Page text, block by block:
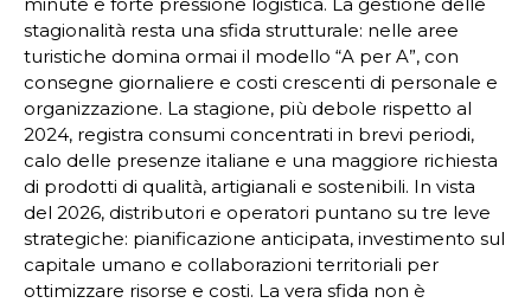
stagionalità resta una sfida strutturale: nelle aree
turistiche domina ormai il modello “A per A”, con
consegne giornaliere e costi crescenti di personale e
organizzazione. La stagione, più debole rispetto al
2024, registra consumi concentrati in brevi periodi,
calo delle presenze italiane e una maggiore richiesta
di prodotti di qualità, artigianali e sostenibili. In vista
del 2026, distributori e operatori puntano su tre leve
strategiche: pianificazione anticipata, investimento sul
capitale umano e collaborazioni territoriali per
ottimizzare risorse e costi. La vera sfida non è